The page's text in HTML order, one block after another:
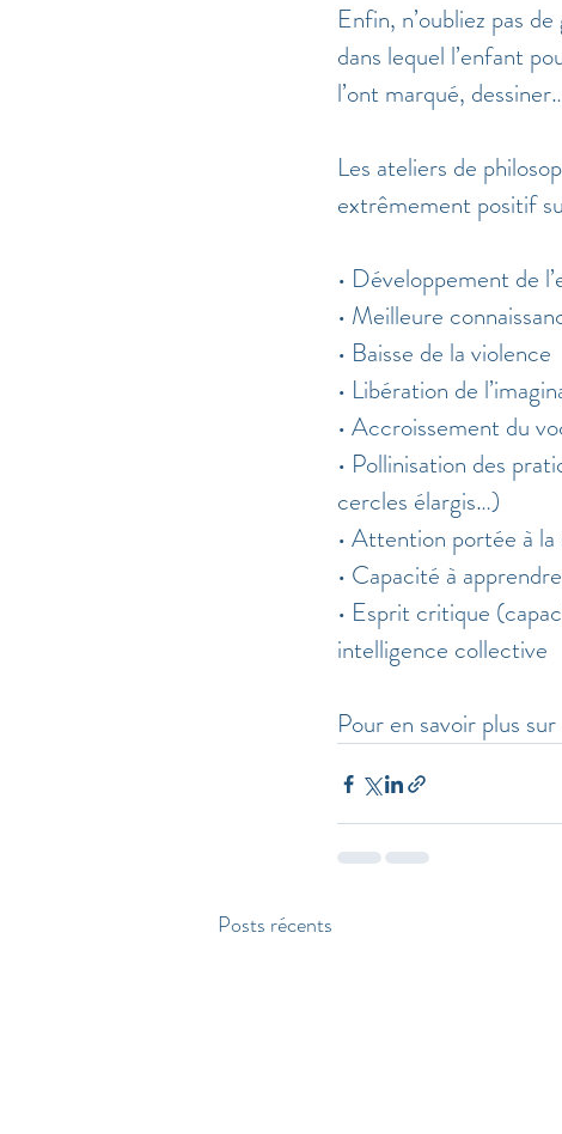
Enfin, n’oubliez pas
dans lequel l’enfant
l’ont marqué,
Les ateliers de
extrêmement positif
• Développement de
• Meilleure
• Baisse de la violence
• Libération de
• Accroissement du
• Pollinisation des
cercles élargis…)
• Attention portée à
• Capacité à
• Esprit critique
intelligence collective
Pour en savoir plus
Posts récents